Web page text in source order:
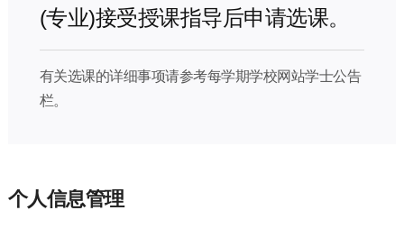
(专业)接受授课指导后申请选课。
有关选课的详细事项请参考每学期学校网站学士公告
栏。
个人信息管理